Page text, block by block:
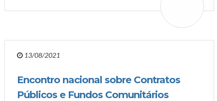
13/08/2021
Encontro nacional sobre Contratos
Públicos e Fundos Comunitários